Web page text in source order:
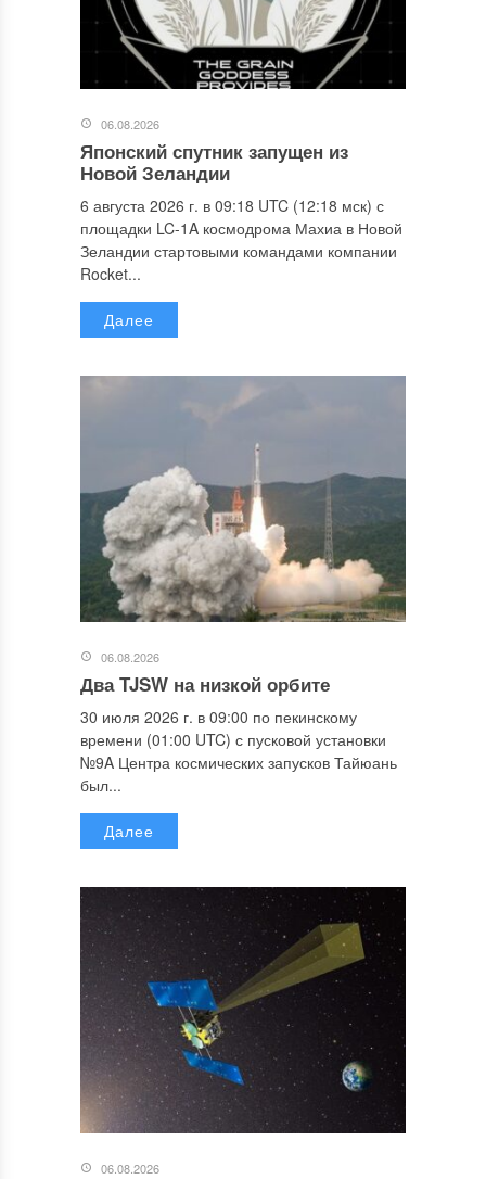
06.08.2026
Японский спутник запущен из
Новой Зеландии
6 августа 2026 г. в 09:18 UTC (12:18 мск) с
площадки LC-1A космодрома Махиа в Новой
Зеландии стартовыми командами компании
Rocket...
Далее
06.08.2026
Два TJSW на низкой орбите
30 июля 2026 г. в 09:00 по пекинскому
времени (01:00 UTC) с пусковой установки
№9A Центра космических запусков Тайюань
был...
Далее
06.08.2026